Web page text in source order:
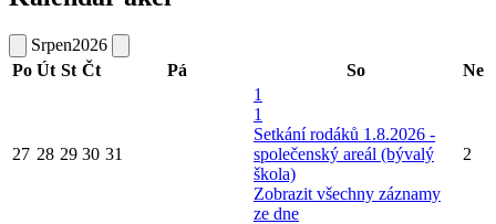
Srpen2026
Po Út St Čt Pá So Ne
27 28 29 30 31
1
1
Setkání rodáků 1.8.2026 -
společenský areál (bývalý
škola)
Zobrazit všechny záznamy
ze dne
2